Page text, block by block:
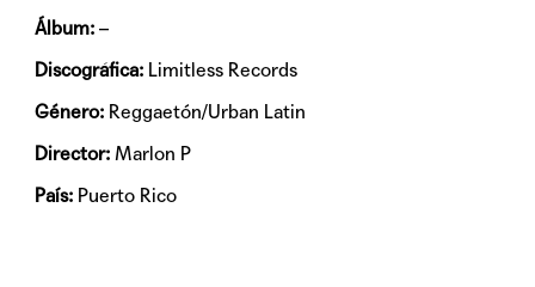
Álbum: –
Discográfica: Limitless Records
Género: Reggaetón/Urban Latin
Director:Marlon P
País: Puerto Rico